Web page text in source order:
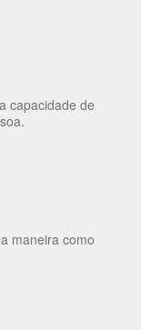
capacidade de
maneira como